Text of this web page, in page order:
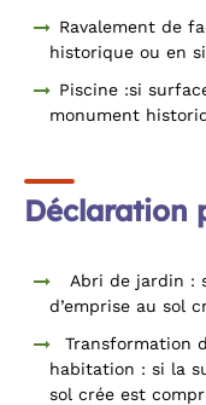
Ravalement de
historique ou en
Piscine :si
monument
Déclaration
Abri de jardin :
d’emprise au sol
Transformation
habitation : si la
sol crée est